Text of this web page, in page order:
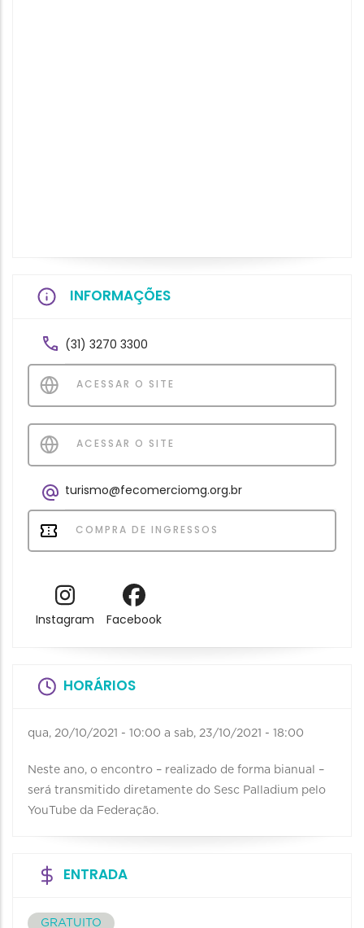
INFORMAÇÕES
(31) 3270 3300
ACESSAR O SITE
ACESSAR O SITE
turismo@fecomerciomg.org.br
COMPRA DE INGRESSOS
Instagram Facebook
HORÁRIOS
qua, 20/10/2021 - 10:00 a sab, 23/10/2021 - 18:00
Neste ano, o encontro – realizado de forma bianual –
será transmitido diretamente do Sesc Palladium pelo
YouTube da Federação.
ENTRADA
GRATUITO